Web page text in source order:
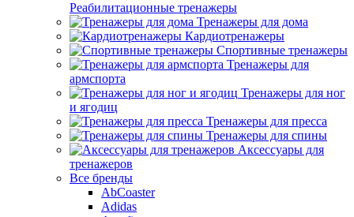
Реабилитационные тренажеры
Тренажеры для дома
Кардиотренажеры
Спортивные тренажеры
Тренажеры для
армспорта
Тренажеры для ног
и ягодиц
Тренажеры для пресса
Тренажеры для спины
Аксессуары для
тренажеров
Все бренды
AbCoaster
Adidas